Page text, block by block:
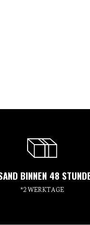
BINNEN 48
*2 WERKTAGE